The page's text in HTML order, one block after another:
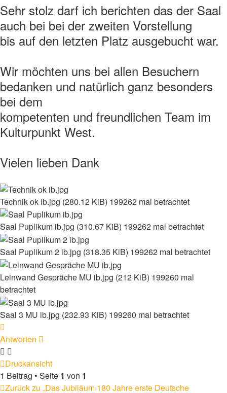
Sehr stolz darf ich berichten das der Saal
auch bei bei der zweiten Vorstellung
bis auf den letzten Platz ausgebucht war.
Wir möchten uns bei allen Besuchern
bedanken und natürlich ganz besonders
bei dem
kompetenten und freundlichen Team im
Kulturpunkt West.
Vielen lieben Dank
Technik ok ib.jpg (280.12 KiB) 199262 mal betrachtet
Saal Puplikum ib.jpg (310.67 KiB) 199262 mal betrachtet
Saal Puplikum 2 ib.jpg (318.35 KiB) 199262 mal betrachtet
Leinwand Gespräche MU ib.jpg (212 KiB) 199260 mal
betrachtet
Saal 3 MU ib.jpg (232.93 KiB) 199260 mal betrachtet
oben
Antworten
Druckansicht
1 Beitrag • Seite 1 von 1
Zurück zu „Das Jubiläum 180 Jahre erste Deutsche